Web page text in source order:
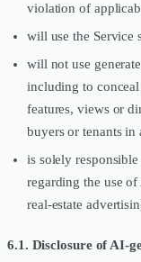
violation of
will use the Service
will not use
including to
features, views or
buyers or tenants in
is solely
regarding the use
real-estate
6.1. Disclosure of AI-